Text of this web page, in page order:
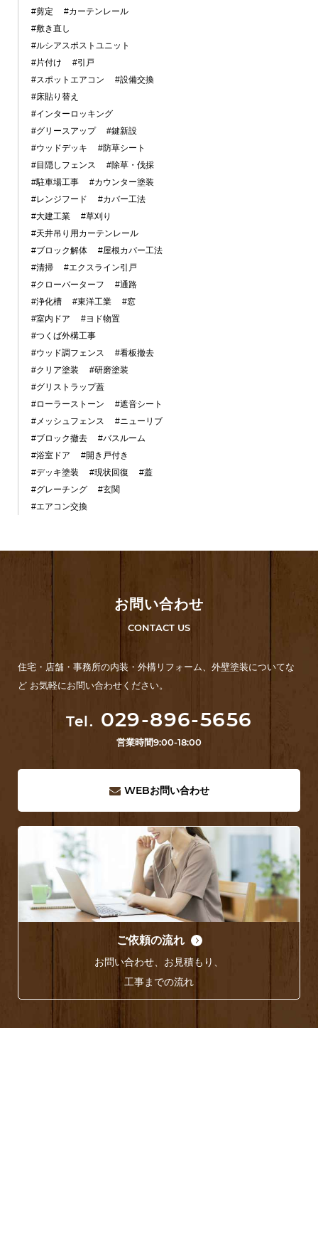
#剪定
#カーテンレール
#敷き直し
#ルシアスポストユニット
#片付け
#引戸
#スポットエアコン
#設備交換
#床貼り替え
#インターロッキング
#グリースアップ
#鍵新設
#ウッドデッキ
#防草シート
#目隠しフェンス
#除草・伐採
#駐車場工事
#カウンター塗装
#レンジフード
#カバー工法
#大建工業
#草刈り
#天井吊り用カーテンレール
#ブロック解体
#屋根カバー工法
#清掃
#エクスライン引戸
#クローバーターフ
#通路
#浄化槽
#東洋工業
#窓
#室内ドア
#ヨド物置
#つくば外構工事
#ウッド調フェンス
#看板撤去
#クリア塗装
#研磨塗装
#グリストラップ蓋
#ローラーストーン
#遮音シート
#メッシュフェンス
#ニューリブ
#ブロック撤去
#バスルーム
#浴室ドア
#開き戸付き
#デッキ塗装
#現状回復
#蓋
#グレーチング
#玄関
#エアコン交換
お問い合わせ
CONTACT US
住宅・店舗・事務所の内装・外構リフォーム、外壁塗装についてな
ど お気軽にお問い合わせください。
Tel. 029-896-5656
営業時間9:00-18:00
WEBお問い合わせ
ご依頼の流れ
お問い合わせ、お見積もり、
工事までの流れ